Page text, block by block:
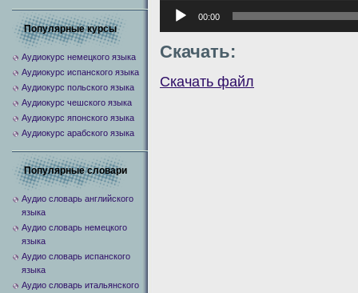
Аудиоплеер
00:00
Скачать:
Скачать файл
Популярные курсы
Аудиокурс немецкого языка
Аудиокурс испанского языка
Аудиокурс польского языка
Аудиокурс чешского языка
Аудиокурс японского языка
Аудиокурс арабского языка
Популярные словари
Аудио словарь английского
языка
Аудио словарь немецкого
языка
Аудио словарь испанского
языка
Аудио словарь итальянского